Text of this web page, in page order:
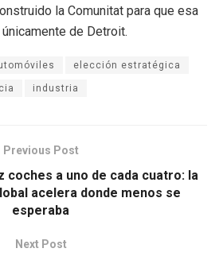
la Comunitat para que esa
de Detroit.
elección estratégica
industria
Previous Post
coches a uno de cada cuatro: la
acelera donde menos se
esperaba
Next Post